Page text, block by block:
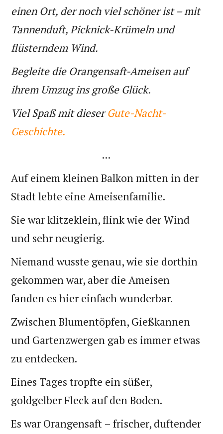
einen Ort, der noch viel schöner ist – mit
Tannenduft, Picknick-Krümeln und
flüsterndem Wind.
Begleite die Orangensaft-Ameisen auf
ihrem Umzug ins große Glück.
Viel Spaß mit dieserGute-Nacht-
Geschichte.
...
Auf einem kleinen Balkon mitten in der
Stadt lebte eine Ameisenfamilie.
Sie war klitzeklein, flink wie der Wind
und sehr neugierig.
Niemand wusste genau, wie sie dorthin
gekommen war, aber die Ameisen
fanden es hier einfach wunderbar.
Zwischen Blumentöpfen, Gießkannen
und Gartenzwergen gab es immer etwas
zu entdecken.
Eines Tages tropfte ein süßer,
goldgelber Fleck auf den Boden.
Es war Orangensaft – frischer, duftender